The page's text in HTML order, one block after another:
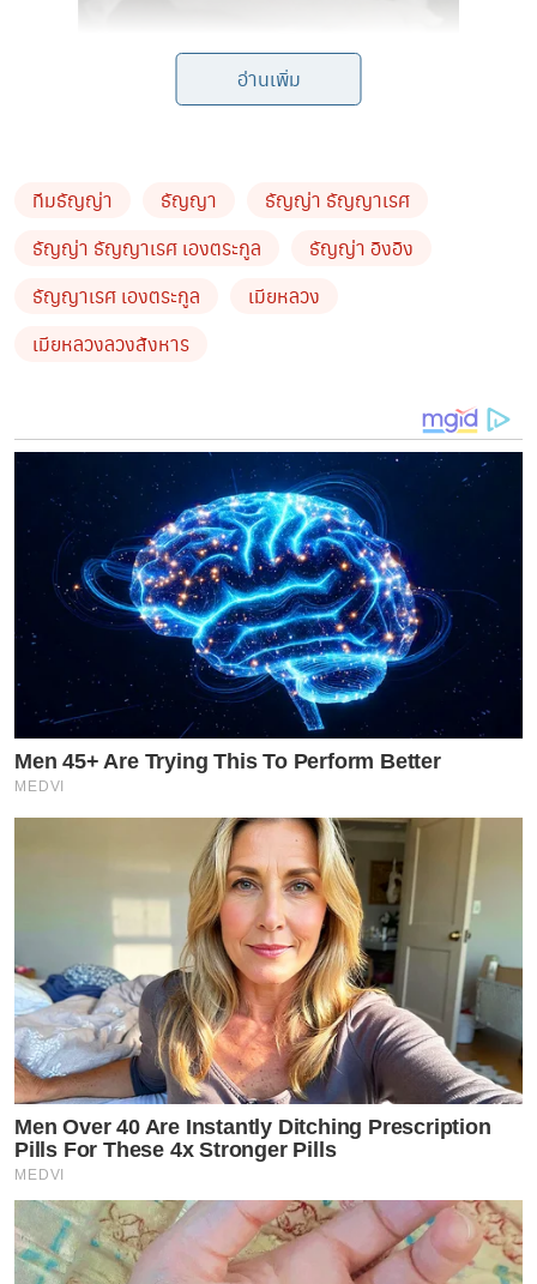
อ่านเพิ่ม
ทีมธัญญ่า ธัญญา
ธัญญ่า ธัญญาเรศ
ธัญญ่า ธัญญาเรศ เองตระกูล
ธัญญ่า อิงอิง
ธัญญาเรศ เองตระกูล
เมียหลวง
เมียหลวงลวงสังหาร
Men 45+ Are Trying This To Perform Better
MEDVI
Men Over 40 Are Instantly Ditching Prescription
Pills For These 4x Stronger Pills
MEDVI